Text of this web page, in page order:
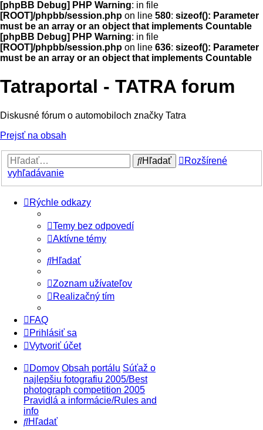
[phpBB Debug] PHP Warning: in file
[ROOT]/phpbb/session.php on line 580: sizeof(): Parameter
must be an array or an object that implements Countable
[phpBB Debug] PHP Warning: in file
[ROOT]/phpbb/session.php on line 636: sizeof(): Parameter
must be an array or an object that implements Countable
Tatraportal - TATRA forum
Diskusné fórum o automobiloch značky Tatra
Prejsť na obsah
Hľadať
Rozšírené
vyhľadávanie
Rýchle odkazy
Temy bez odpovedí
Aktívne témy
Hľadať
Zoznam užívateľov
Realizačný tím
FAQ
Prihlásiť sa
Vytvoriť účet
Domov Obsah portálu Súťaž o
najlepšiu fotografiu 2005/Best
photograph competition 2005
Pravidlá a informácie/Rules and
info
Hľadať